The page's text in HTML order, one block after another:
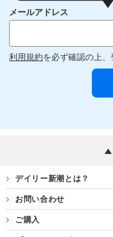
メールアドレス
利用規約を必ず確認の上、
デイリー新潮とは？
お問い合わせ
ご購入